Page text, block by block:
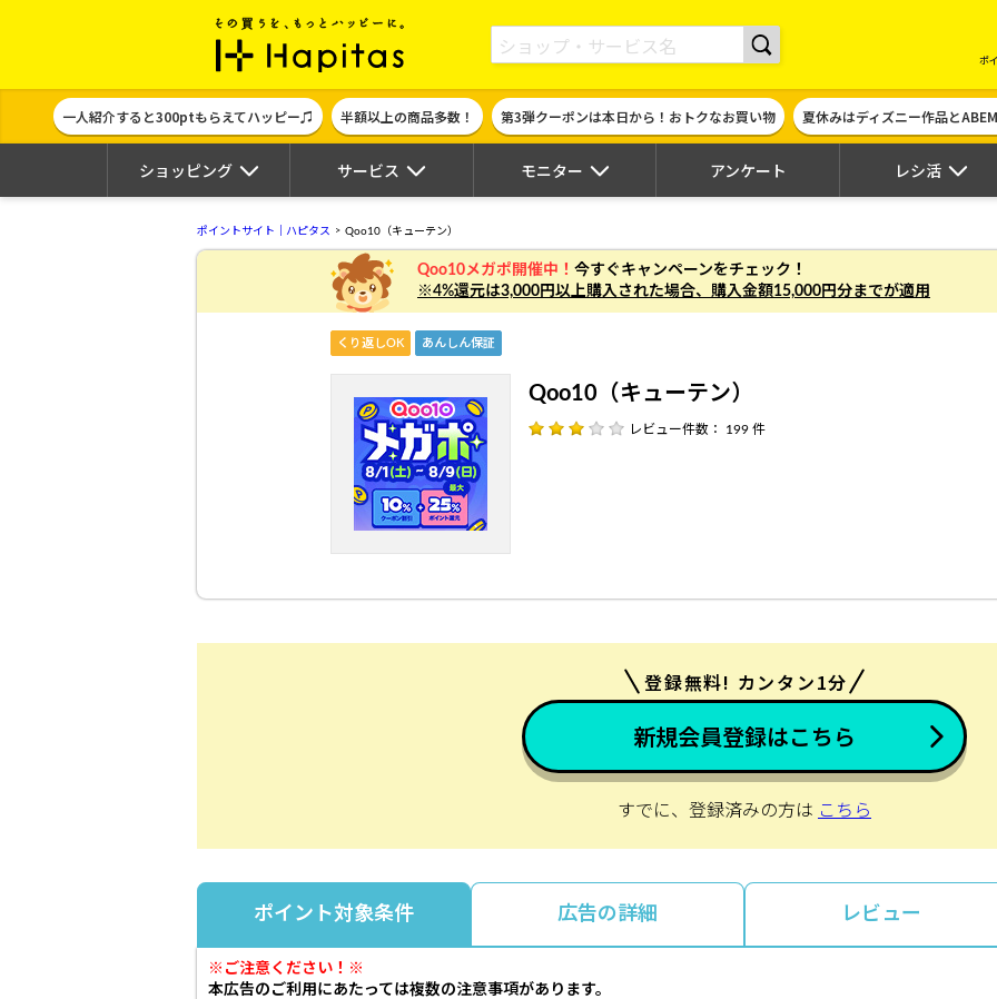
ポイント貯めて現金やギフト券に交換できるポイントサイト | ハピタス
ポ
一人紹介すると300ptもらえてハッピー♫ 半額以上の商品多数！ 第3弾クーポンは本日から！おトクなお買い物 夏休みはディズニー作品と
ショッピング サービス モニター アンケート レシ活
ポイントサイト｜ハピタス Qoo10（キューテン）
Qoo10メガポ開催中！ 今すぐキャンペーンをチェック！
※4%還元は3,000円以上購入された場合、 購入金額15,000円分までが適用
くり返しOK あんしん保証
Qoo10（キューテン）
レビュー件数： 199 件
登録無料! カンタン1分
新規会員登録はこちら
すでに、登録済みの方は こちら
ポイント対象条件 広告の詳細 レビュー
※ご注意ください！※
本広告のご利用にあたっては複数の注意事項があります。